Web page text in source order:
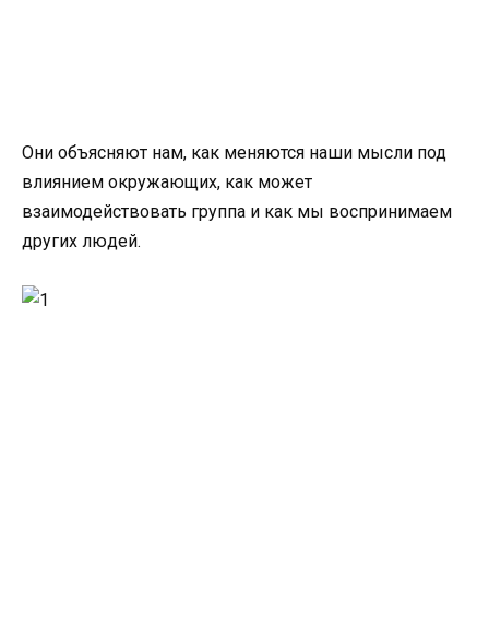
Они объясняют нам, как меняются наши мысли под
влиянием окружающих, как может
взаимодействовать группа и как мы воспринимаем
других людей.